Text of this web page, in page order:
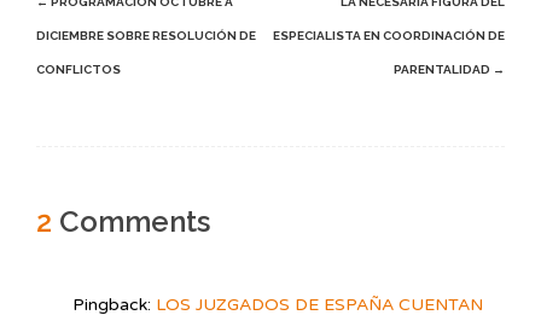
navigation
DICIEMBRE SOBRE RESOLUCIÓN DE
CONFLICTOS
ESPECIALISTA EN COORDINACIÓN DE
PARENTALIDAD →
2 Comments
Pingback: LOS JUZGADOS DE ESPAÑA CUENTAN